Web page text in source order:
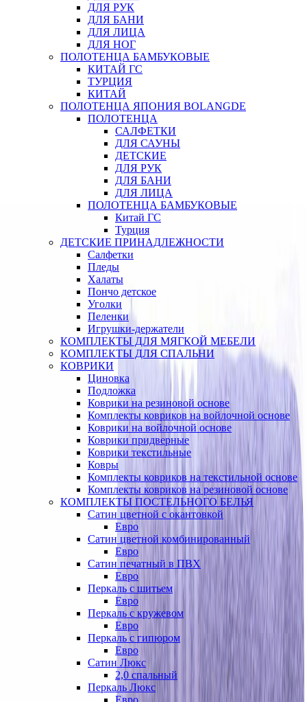
ДЛЯ РУК
ДЛЯ БАНИ
ДЛЯ ЛИЦА
ДЛЯ НОГ
ПОЛОТЕНЦА БАМБУКОВЫЕ
КИТАЙ ГС
ТУРЦИЯ
КИТАЙ
ПОЛОТЕНЦА ЯПОНИЯ BOLANGDE
ПОЛОТЕНЦА
САЛФЕТКИ
ДЛЯ САУНЫ
ДЕТСКИЕ
ДЛЯ РУК
ДЛЯ БАНИ
ДЛЯ ЛИЦА
ПОЛОТЕНЦА БАМБУКОВЫЕ
Китай ГС
Турция
ДЕТСКИЕ ПРИНАДЛЕЖНОСТИ
Салфетки
Пледы
Халаты
Пончо детское
Уголки
Пеленки
Игрушки-держатели
КОМПЛЕКТЫ ДЛЯ МЯГКОЙ МЕБЕЛИ
КОМПЛЕКТЫ ДЛЯ СПАЛЬНИ
КОВРИКИ
Циновка
Подложка
Коврики на резиновой основе
Комплекты ковриков на войлочной основе
Коврики на войлочной основе
Коврики придверные
Коврики текстильные
Ковры
Комплекты ковриков на текстильной основе
Комплекты ковриков на резиновой основе
КОМПЛЕКТЫ ПОСТЕЛЬНОГО БЕЛЬЯ
Сатин цветной с окантовкой
Евро
Сатин цветной комбинированный
Евро
Сатин печатный в ПВХ
Евро
Перкаль с шитьем
Евро
Перкаль с кружевом
Евро
Перкаль с гипюром
Евро
Сатин Люкс
2,0 спальный
Перкаль Люкс